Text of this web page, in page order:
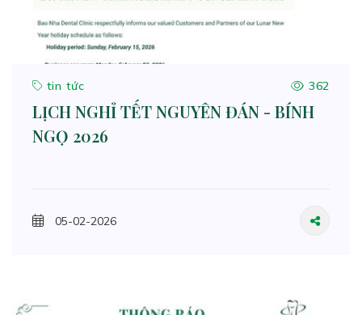
tin tức 362
LỊCH NGHỈ TẾT NGUYÊN ĐÁN - BÍNH
NGỌ 2026
05-02-2026